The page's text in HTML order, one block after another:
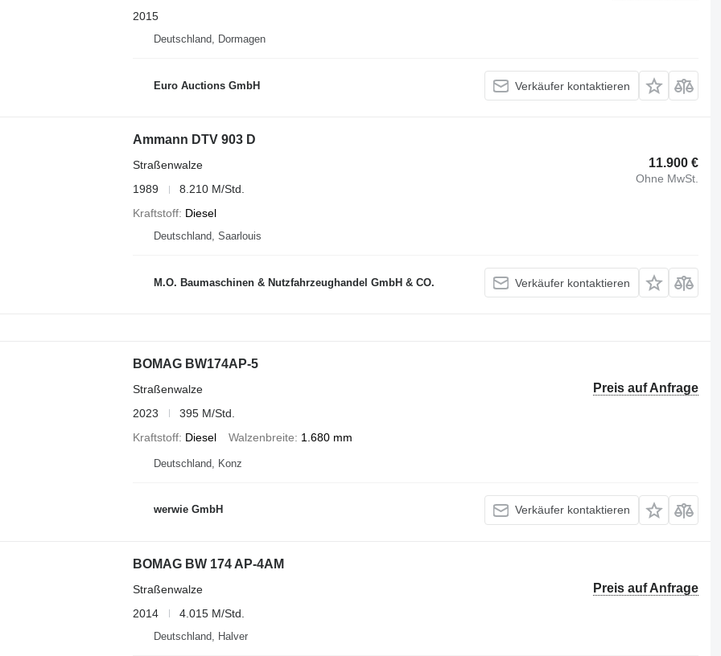
2015
Deutschland, Dormagen
Euro Auctions GmbH Verkäufer kontaktieren
Ammann DTV 903 D
11.900 €
Ohne MwSt.
Straßenwalze
1989
8.210 M/Std.
Kraftstoff Diesel
Deutschland, Saarlouis
M.O. Baumaschinen & Nutzfahrzeughandel GmbH & CO. Verkäufer kontaktieren
BOMAG BW174AP-5
Preis auf Anfrage
Straßenwalze
2023
395 M/Std.
Kraftstoff Diesel Walzenbreite 1.680 mm
Deutschland, Konz
werwie GmbH Verkäufer kontaktieren
BOMAG BW 174 AP-4AM
Preis auf Anfrage
Straßenwalze
2014
4.015 M/Std.
Deutschland, Halver